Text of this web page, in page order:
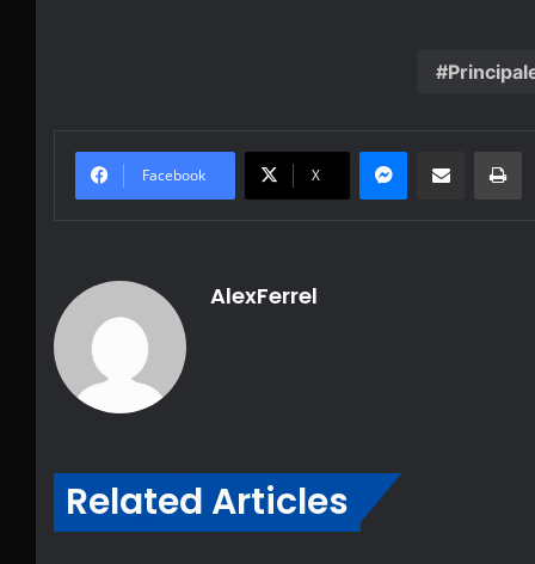
Facebook X
Messenger
Share via Email
AlexFerrel
Related Articles